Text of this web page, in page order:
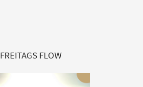
FREITAGS FLOW